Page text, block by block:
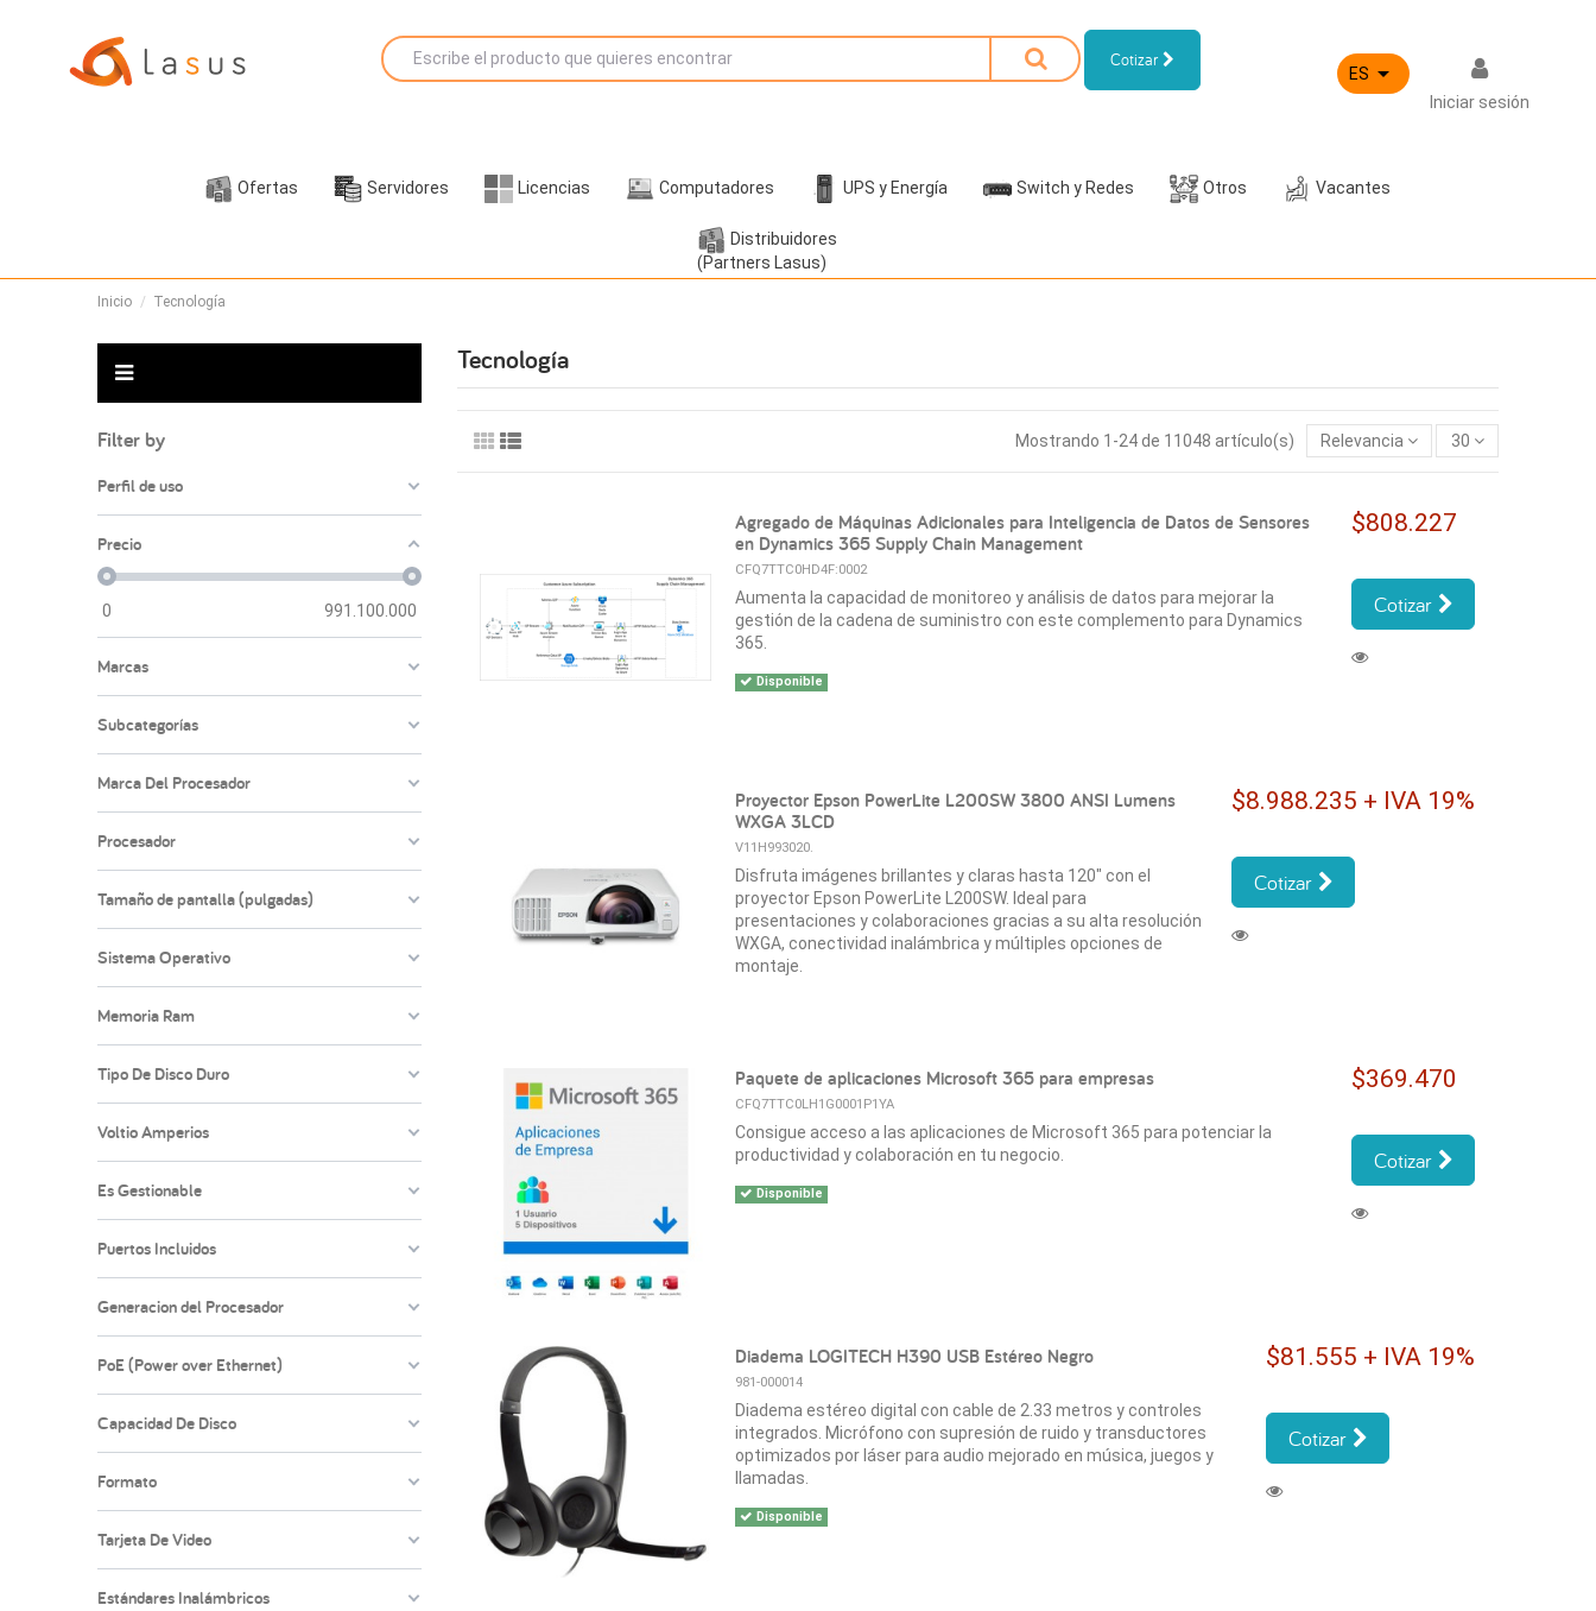
Cotizar
ES 
Iniciar sesión
Ofertas Servidores Licencias Computadores UPS y Energía Switch y Redes Otros Vacantes
Distribuidores
(Partners Lasus)
Inicio Tecnología
Tecnología
Mostrando 1-24 de 11048 artículo(s) Relevancia 30
Agregado de Máquinas Adicionales para Inteligencia de Datos de Sensores
en Dynamics 365 Supply Chain Management
CFQ7TTC0HD4F:0002
Aumenta la capacidad de monitoreo y análisis de datos para mejorar la
gestión de la cadena de suministro con este complemento para Dynamics
365.
Disponible
$808.227
Cotizar
Proyector Epson PowerLite L200SW 3800 ANSI Lumens
WXGA 3LCD
V11H993020.
Disfruta imágenes brillantes y claras hasta 120" con el
proyector Epson PowerLite L200SW. Ideal para
presentaciones y colaboraciones gracias a su alta resolución
WXGA, conectividad inalámbrica y múltiples opciones de
montaje.
$8.988.235 + IVA 19%
Cotizar
Paquete de aplicaciones Microsoft 365 para empresas
CFQ7TTC0LH1G0001P1YA
Consigue acceso a las aplicaciones de Microsoft 365 para potenciar la
productividad y colaboración en tu negocio.
Disponible
$369.470
Cotizar
Diadema LOGITECH H390 USB Estéreo Negro
981-000014
Diadema estéreo digital con cable de 2.33 metros y controles
integrados. Micrófono con supresión de ruido y transductores
optimizados por láser para audio mejorado en música, juegos y
llamadas.
Disponible
$81.555 + IVA 19%
Cotizar
Filter by
Perfil de uso
Precio
0 991.100.000
Marcas
Subcategorías
Marca Del Procesador
Procesador
Tamaño de pantalla (pulgadas)
Sistema Operativo
Memoria Ram
Tipo De Disco Duro
Voltio Amperios
Es Gestionable
Puertos Incluidos
Generacion del Procesador
PoE (Power over Ethernet)
Capacidad De Disco
Formato
Tarjeta De Video
Estándares Inalámbricos